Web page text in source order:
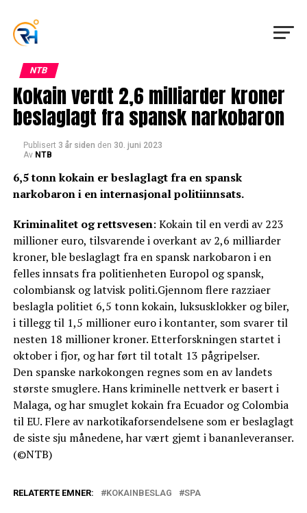
NTB
Kokain verdt 2,6 milliarder kroner
beslaglagt fra spansk narkobaron
Publisert 3 år siden den 30. juni 2023
Av NTB
6,5 tonn kokain er beslaglagt fra en spansk
narkobaron i en internasjonal politiinnsats.
Kriminalitet og rettsvesen: Kokain til en verdi av 223
millioner euro, tilsvarende i overkant av 2,6 milliarder
kroner, ble beslaglagt fra en spansk narkobaron i en
felles innsats fra politienheten Europol og spansk,
colombiansk og latvisk politi.Gjennom flere razziaer
beslagla politiet 6,5 tonn kokain, luksusklokker og biler,
i tillegg til 1,5 millioner euro i kontanter, som svarer til
nesten 18 millioner kroner. Etterforskningen startet i
oktober i fjor, og har ført til totalt 13 pågripelser.
Den spanske narkokongen regnes som en av landets
største smuglere. Hans kriminelle nettverk er basert i
Malaga, og har smuglet kokain fra Ecuador og Colombia
til EU. Flere av narkotikaforsendelsene som er beslaglagt
de siste sju månedene, har vært gjemt i bananleveranser.
(©NTB)
RELATERTE EMNER: KOKAINBESLAG SPA